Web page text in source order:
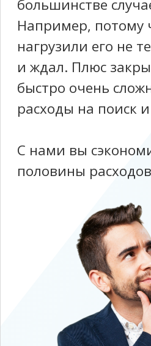
Мы поможем
Мы составим тестовое
результаты согласно тем
компетенциям, которые
нужны именно вам
Портрет кандидата
составлен с точки
стратегических
маркетиновых целей и
пула задач, который
закрывать сотрудник